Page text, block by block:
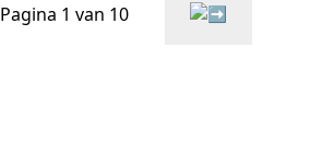
Pagina 1 van 10